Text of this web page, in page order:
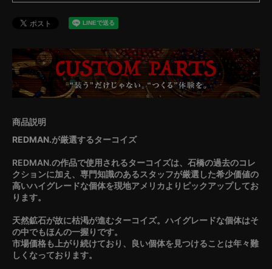
REDMAN.が厳選するターコイズ
REDMAN.の作品で使用されるターコイズは、石橋の過去のコレ
クションに加え、専門知識のあるスタッフが厳選した希少価値の
高いハイグレードな個体を現地アメリカよりピックアップしてお
ります。
天然鉱石が故に枯渇が進むターコイズ。ハイグレードな個体はそ
の中でもほんの一握りです。
市場価格も上がり続けており、良い個体を見つけることは年々難
しくなっております。